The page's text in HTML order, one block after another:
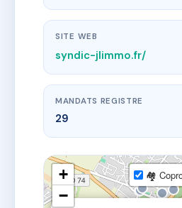
SITE WEB
syndic-jlimmo.fr/
MANDATS REGISTRE
29
+
−
🏘